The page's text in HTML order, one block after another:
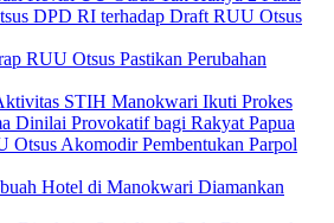
DPD RI terhadap Draft RUU Otsus
RUU Otsus Pastikan Perubahan
STIH Manokwari Ikuti Prokes
Dinilai Provokatif bagi Rakyat Papua
Otsus Akomodir Pembentukan Parpol
Hotel di Manokwari Diamankan